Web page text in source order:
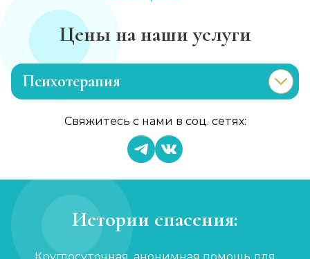
Цены на наши услуги
Психотерапия
Консультация психолога
Свяжитесь с нами в соц. сетях:
Истории спасения: